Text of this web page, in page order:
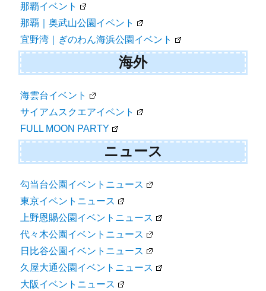
那覇イベント
那覇｜奥武山公園イベント
宜野湾｜ぎのわん海浜公園イベント
海外
海雲台イベント
サイアムスクエアイベント
FULL MOON PARTY
ニュース
勾当台公園イベントニュース
東京イベントニュース
上野恩賜公園イベントニュース
代々木公園イベントニュース
日比谷公園イベントニュース
久屋大通公園イベントニュース
大阪イベントニュース